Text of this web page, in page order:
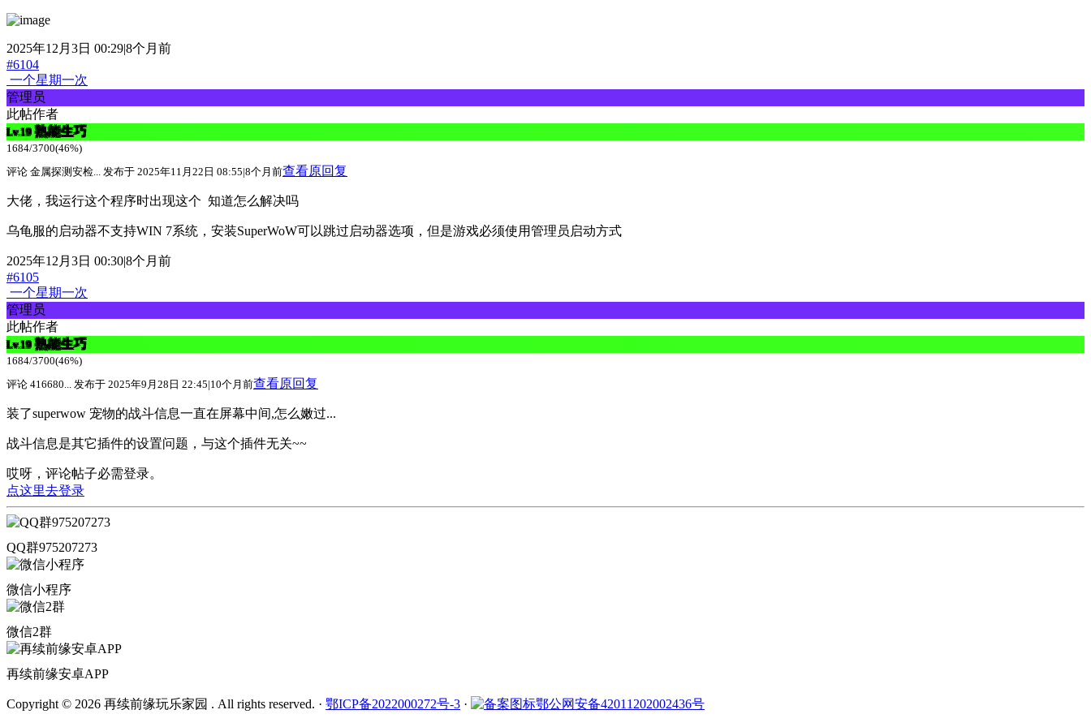
2025年12月3日 00:29|8个月前
#6104
一个星期一次
管理员
此帖作者
Lv.19 熟能生巧
1684/3700(46%)
评论 金属探测安检... 发布于 2025年11月22日 08:55|8个月前查看原回复
大佬，我运行这个程序时出现这个 知道怎么解决吗
乌龟服的启动器不支持WIN 7系统，安装SuperWoW可以跳过启动器选项，但是游戏必须使用管理员启动方式
2025年12月3日 00:30|8个月前
#6105
一个星期一次
管理员
此帖作者
Lv.19 熟能生巧
1684/3700(46%)
评论 416680... 发布于 2025年9月28日 22:45|10个月前查看原回复
装了superwow 宠物的战斗信息一直在屏幕中间,怎么嫩过...
战斗信息是其它插件的设置问题，与这个插件无关~~
哎呀，评论帖子必需登录。
点这里去登录
QQ群975207273
微信小程序
微信2群
再续前缘安卓APP
Copyright © 2026 再续前缘玩乐家园 . All rights reserved. · 鄂ICP备2022000272号-3 · 鄂公网安备42011202002436号